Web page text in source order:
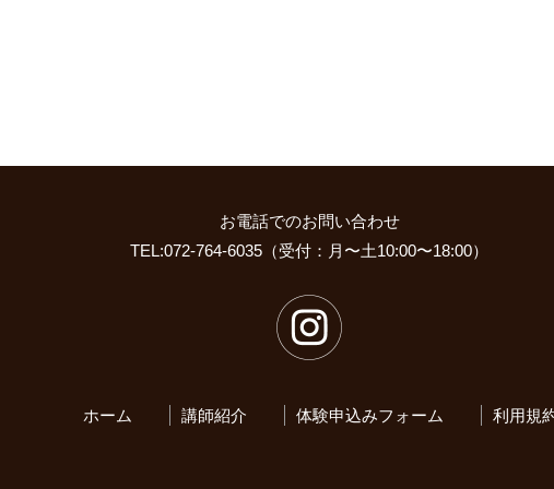
お電話でのお問い合わせ
TEL:072-764-6035（受付：月〜土10:00〜18:00）
ホーム 講師紹介 体験申込みフォーム 利用規